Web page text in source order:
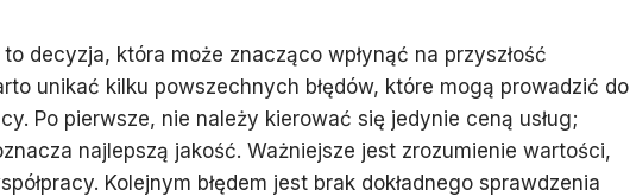
decyzja, która może znacząco wpłynąć na przyszłość
unikać kilku powszechnych błędów, które mogą prowadzić do
Po pierwsze, nie należy kierować się jedynie ceną usług;
najlepszą jakość. Ważniejsze jest zrozumienie wartości,
Kolejnym błędem jest brak dokładnego sprawdzenia